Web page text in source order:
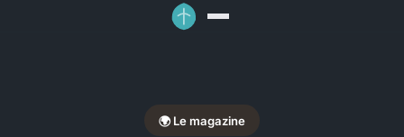
🌍 Le magazine